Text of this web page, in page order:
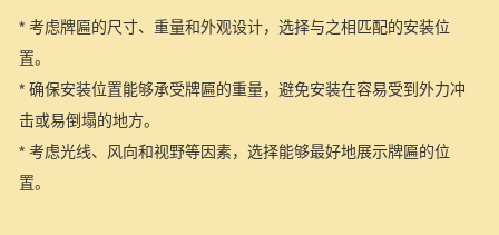
* 考虑牌匾的尺寸、重量和外观设计，选择与之相匹配的安装位
置。
* 确保安装位置能够承受牌匾的重量，避免安装在容易受到外力冲
击或易倒塌的地方。
* 考虑光线、风向和视野等因素，选择能够最好地展示牌匾的位
置。